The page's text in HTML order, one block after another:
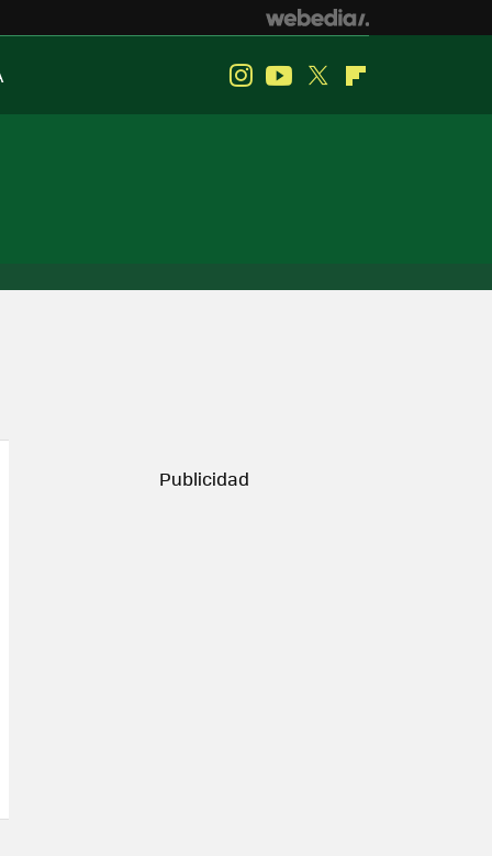
InstagramYoutube
Twitter